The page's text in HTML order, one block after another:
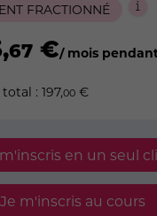
FRACTIONNÉ
,67€/ mois
: 197,00€
en un seul
Je m'inscris au cours